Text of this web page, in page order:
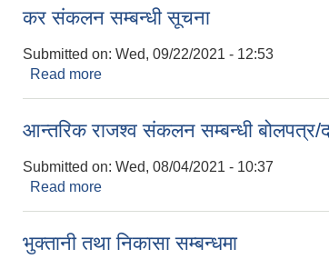
कर संकलन सम्बन्धी सूचना
Submitted on: Wed, 09/22/2021 - 12:53
Read more
आन्तरिक राजश्व संकलन सम्बन्धी
Submitted on: Wed, 08/04/2021 - 10:37
Read more
भुक्तानी तथा निकासा सम्बन्धमा